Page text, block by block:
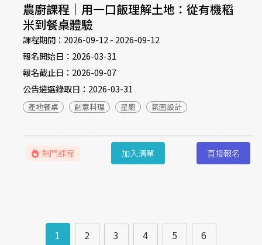
農廚課程｜用一口飯理解土地：從有機稻
米到餐桌體驗
課程期間： 2026-09-12 - 2026-09-12
報名開始日： 2026-03-31
報名截止日： 2026-09-07
公告遴選錄取日： 2026-03-31
產地餐桌 創意料理 星廚 氛圍設計
熱門課程 加入清單 直接報名
1 2 3 4 5 6